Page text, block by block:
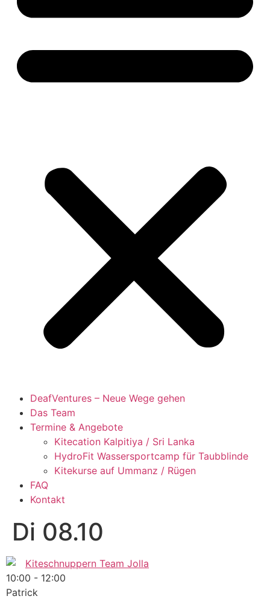
DeafVentures – Neue Wege gehen
Das Team
Termine & Angebote
Kitecation Kalpitiya / Sri Lanka
HydroFit Wassersportcamp für Taubblinde
Kitekurse auf Ummanz / Rügen
FAQ
Kontakt
Di 08.10
Kiteschnuppern Team Jolla
10:00 - 12:00
Patrick